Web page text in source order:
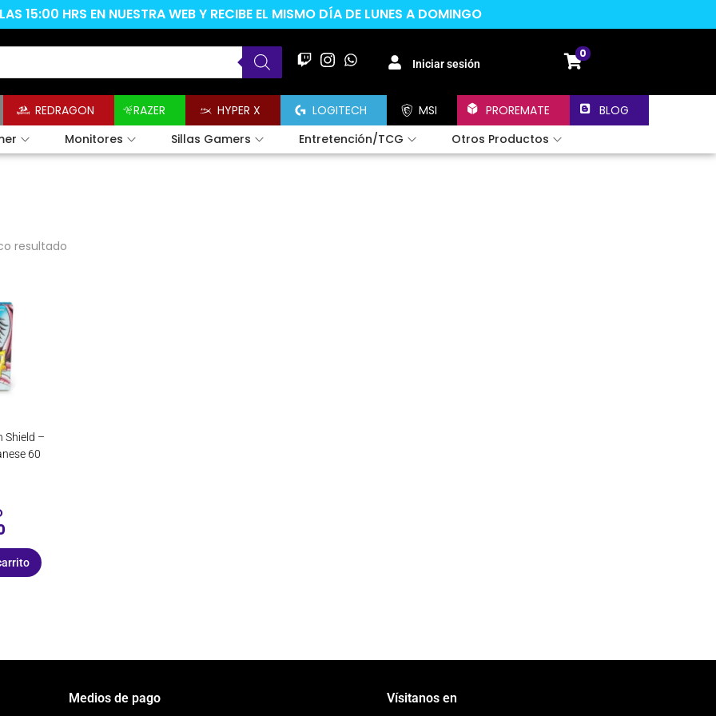
15:00 HRS EN NUESTRA WEB Y RECIBE EL MISMO DÍA DE LUNES A DOMINGO
Iniciar sesión
0
REDRAGON RAZER HYPER X LOGITECH MSI PROREMATE
BLOG
Monitores Sillas Gamers Entretención/TCG Otros Productos
resultado
Shield –
60
Medios de pago Vísitanos en